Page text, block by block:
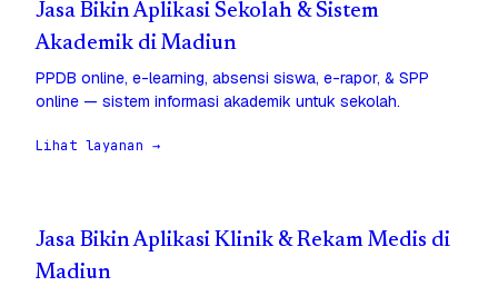
Jasa Bikin Aplikasi Sekolah & Sistem
Akademik di Madiun
PPDB online, e-learning, absensi siswa, e-rapor, & SPP
online — sistem informasi akademik untuk sekolah.
Lihat layanan →
Jasa Bikin Aplikasi Klinik & Rekam Medis di
Madiun